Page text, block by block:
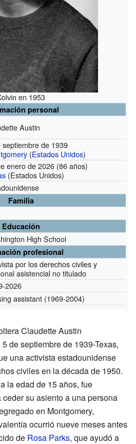
en 1953
personal
Austin
septiembre de 1939
(Estados Unidos)
enero de 2026 (86 años)
(Estados Unidos)
Familia
Educación
High School
profesional
por los derechos civiles y
asistencial no titulado
2026
assistant (1969-2004)
Claudette Austin
de septiembre de 1939-Texas,
una activista estadounidense
civiles en la década de 1950.
la edad de 15 años, fue
su asiento a una persona
en Montgomery,
ocurrió nueve meses antes
de Rosa Parks, que ayudó a